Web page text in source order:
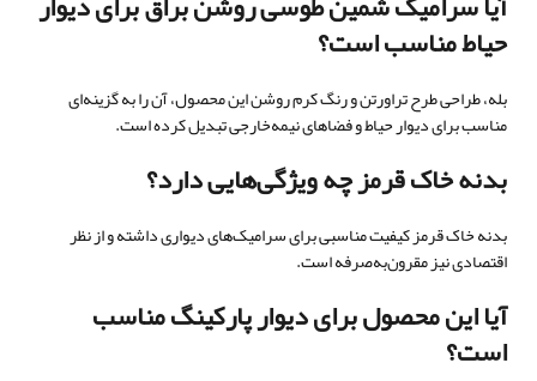
حیاط مناسب است؟
بله، طراحی طرح تراورتن و رنگ کرم روشن این محصول، آن را به گزینه‌ای
مناسب برای دیوار حیاط و فضاهای نیمه‌خارجی تبدیل کرده است.
بدنه خاک قرمز چه ویژگی‌هایی دارد؟
بدنه خاک قرمز کیفیت مناسبی برای سرامیک‌های دیواری داشته و از نظر
اقتصادی نیز مقرون‌به‌صرفه است.
آیا این محصول برای دیوار پارکینگ مناسب
است؟